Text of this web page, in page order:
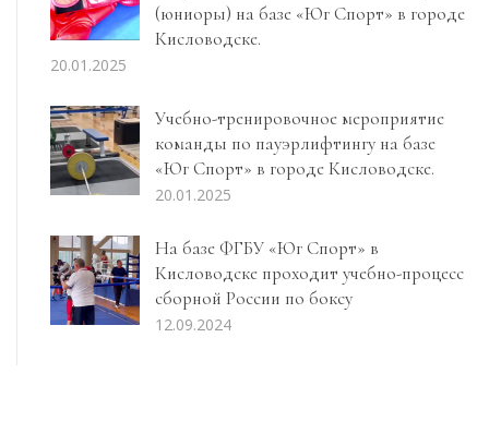
(юниоры) на базе «Юг Спорт» в городе
Кисловодске.
20.01.2025
Учебно-тренировочное мероприятие
команды по пауэрлифтингу на базе
«Юг Спорт» в городе Кисловодске.
20.01.2025
На базе ФГБУ «Юг Спорт» в
Кисловодске проходит учебно-процесс
сборной России по боксу
12.09.2024